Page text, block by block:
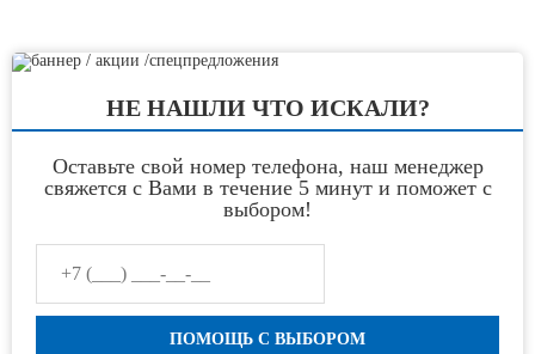
НЕ НАШЛИ ЧТО ИСКАЛИ?
Оставьте свой номер телефона, наш менеджер
свяжется с Вами в течение 5 минут и поможет с
выбором!
ПОМОЩЬ С ВЫБОРОМ